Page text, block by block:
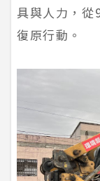
具與人力，從
復原行動。